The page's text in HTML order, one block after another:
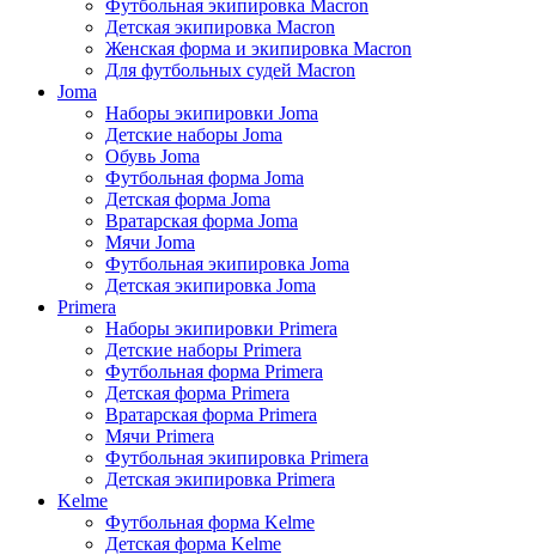
Футбольная экипировка Macron
Детская экипировка Macron
Женская форма и экипировка Macron
Для футбольных судей Macron
Joma
Наборы экипировки Joma
Детские наборы Joma
Обувь Joma
Футбольная форма Joma
Детская форма Joma
Вратарская форма Joma
Мячи Joma
Футбольная экипировка Joma
Детская экипировка Joma
Primera
Наборы экипировки Primera
Детские наборы Primera
Футбольная форма Primera
Детская форма Primera
Вратарская форма Primera
Мячи Primera
Футбольная экипировка Primera
Детская экипировка Primera
Kelme
Футбольная форма Kelme
Детская форма Kelme